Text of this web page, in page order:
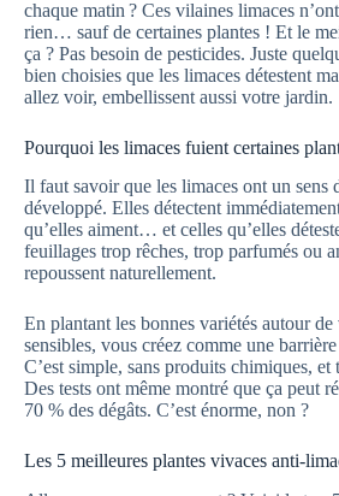
chaque matin ? Ces vilaines limaces
rien… sauf de certaines plantes ! Et le
ça ? Pas besoin de pesticides. Juste
bien choisies que les limaces détestent
allez voir, embellissent aussi votre jardin.
Pourquoi les limaces fuient certaines
Il faut savoir que les limaces ont un sens
développé. Elles détectent
qu’elles aiment… et celles qu’elles
feuillages trop rêches, trop parfumés ou
repoussent naturellement.
En plantant les bonnes variétés autour de
sensibles, vous créez comme une
C’est simple, sans produits chimiques, et
Des tests ont même montré que ça peut
70 % des dégâts. C’est énorme, non ?
Les 5 meilleures plantes vivaces anti-